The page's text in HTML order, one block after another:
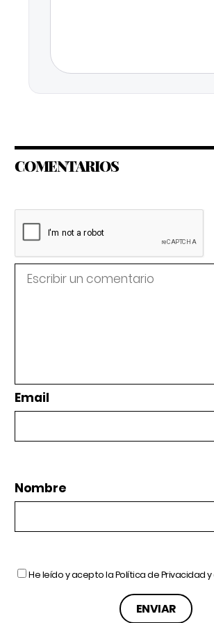
COMENTARIOS
Email
Nombre
He leído y acepto laPolítica de Privacidady